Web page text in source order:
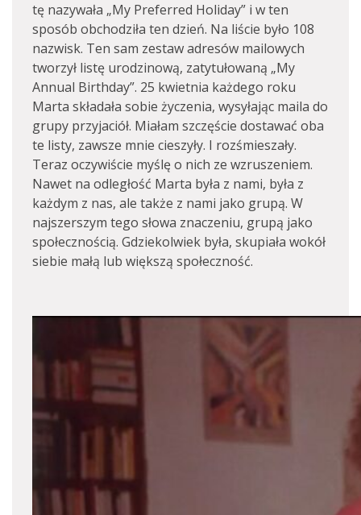
tę nazywała „My Preferred Holiday” i w ten
sposób obchodziła ten dzień. Na liście było 108
nazwisk. Ten sam zestaw adresów mailowych
tworzył listę urodzinową, zatytułowaną „My
Annual Birthday”. 25 kwietnia każdego roku
Marta składała sobie życzenia, wysyłając maila do
grupy przyjaciół. Miałam szczęście dostawać oba
te listy, zawsze mnie cieszyły. I rozśmieszały.
Teraz oczywiście myślę o nich ze wzruszeniem.
Nawet na odległość Marta była z nami, była z
każdym z nas, ale także z nami jako grupą. W
najszerszym tego słowa znaczeniu, grupą jako
społecznością. Gdziekolwiek była, skupiała wokół
siebie małą lub większą społeczność.